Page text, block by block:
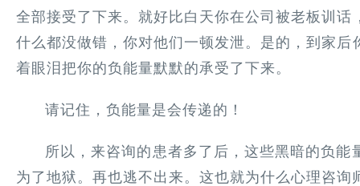
全部接受了下来。就好比白天你在公司被老板训
什么都没做错，你对他们一顿发泄。是的，到家
着眼泪把你的负能量默默的承受了下来。
请记住，负能量是会传递的！
所以，来咨询的患者多了后，这些黑暗的负
为了地狱。再也逃不出来。这也就为什么心理咨询